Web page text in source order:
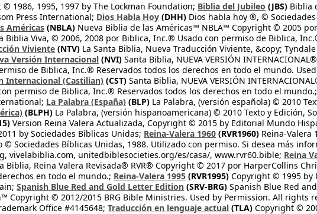
1986, 1995, 1997 by The Lockman Foundation; Biblia del Jubileo (JBS) Biblia
Press International; Dios Habla Hoy (DHH) Dios habla hoy ®, ©
Américas (NBLA) Nueva Biblia de las Américas™ NBLA™ Copyright © 2005
Biblia Viva, © 2006, 2008 por Biblica, Inc.® Usado con permiso de Biblica,
Viviente (NTV) La Santa Biblia, Nueva Traducción Viviente, &copy;
Versión Internacional (NVI) Santa Biblia, NUEVA VERSIÓN
de Biblica, Inc.® Reservados todos los derechos en todo el mundo.
Internacional (Castilian) (CST) Santa Biblia, NUEVA VERSIÓN
permiso de Biblica, Inc.® Reservados todos los derechos en todo el mundo.;
La Palabra (España) (BLP) La Palabra, (versión española) © 2010
(BLPH) La Palabra, (versión hispanoamericana) © 2010 Texto y Edición,
Version Reina Valera Actualizada, Copyright © 2015 by Editorial Mundo
by Sociedades Bíblicas Unidas; Reina-Valera 1960 (RVR1960) Reina-Valera
© Sociedades Bíblicas Unidas, 1988. Utilizado con permiso. Si desea más
vivelabiblia.com, unitedbiblesocieties.org/es/casa/, www.rvr60.bible; Reina
Biblia, Reina Valera Revisada® RVR® Copyright © 2017 por HarperCollins
en todo el mundo.; Reina-Valera 1995 (RVR1995) Copyright © 1995 by
Spanish Blue Red and Gold Letter Edition (SRV-BRG) Spanish Blue Red
Copyright © 2012/2015 BRG Bible Ministries. Used by Permission. All rights
Office #4145648; Traducción en lenguaje actual (TLA) Copyright ©